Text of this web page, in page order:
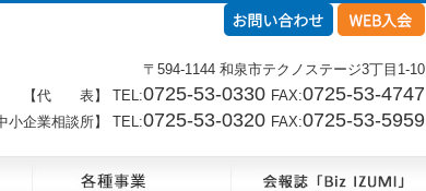
〒594-1144 和泉市テクノステージ3丁目1-10
【代 表】 TEL:0725-53-0330 FAX:0725-53-4747
小企業相談所】 TEL:0725-53-0320 FAX:0725-53-5959